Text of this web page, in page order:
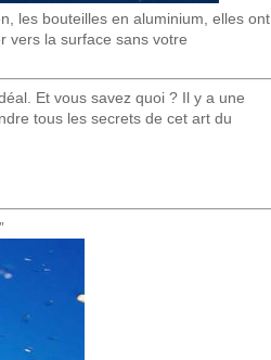
les bouteilles en aluminium, elles ont
vers la surface sans votre
Et vous savez quoi ? Il y a une
tous les secrets de cet art du